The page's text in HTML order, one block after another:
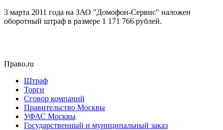
3 марта 2011 года на ЗАО "Домофон-Сервис" наложен
оборотный штраф в размере 1 171 766 рублей.
Право.ru
Штраф
Торги
Сговор компаний
Правительство Москвы
УФАС Москвы
Государственный и муниципальный заказ